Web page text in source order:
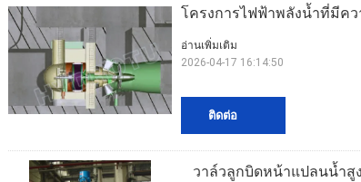
โครงการไฟฟ้าพลังน้ำที่มีคว
ติดต่อ
อ่านเพิ่มเติม
2026-04-17 16:14:50
วาล์วลูกบิดหน้าแปลนน้ำสูง